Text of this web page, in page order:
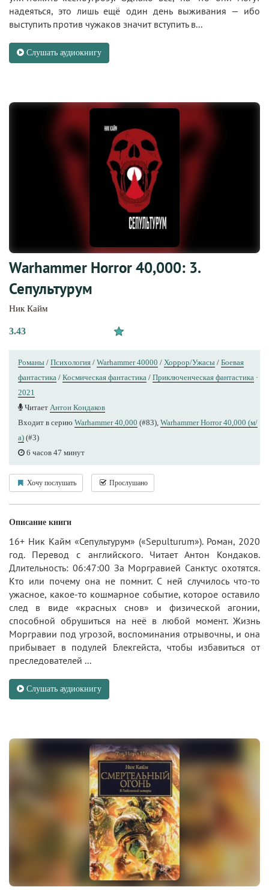
надеяться, это лишь ещё один день выживания — ибо
выступить против чужаков значит вступить в...
Слушать аудиокнигу
Warhammer Horror 40,000: 3.
Сепультурум
Ник Кайм
3.43
Романы / Психология / Warhammer 40000 / Хоррор/Ужасы / Боевая
фантастика / Космическая фантастика / Приключенческая фантастика ·
2021
Читает Антон Кондаков
Входит в серию Warhammer 40,000 (#83), Warhammer Horror 40,000 (м/
а) (#3)
6 часов 47 минут
Хочу послушать Прослушано
Описание книги
16+ Ник Кайм «Сепультурум» («Sepulturum»). Роман, 2020
год. Перевод с английского. Читает Антон Кондаков.
Длительность: 06:47:00 За Моргравией Санктус охотятся.
Кто или почему она не помнит. С ней случилось что-то
ужасное, какое-то кошмарное событие, которое оставило
след в виде «красных снов» и физической агонии,
способной обрушиться на неё в любой момент. Жизнь
Моргравии под угрозой, воспоминания отрывочны, и она
прибывает в подулей Блекгейста, чтобы избавиться от
преследователей ...
Слушать аудиокнигу